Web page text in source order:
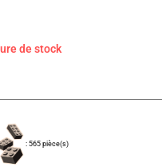
de stock
: 565 pièce(s)